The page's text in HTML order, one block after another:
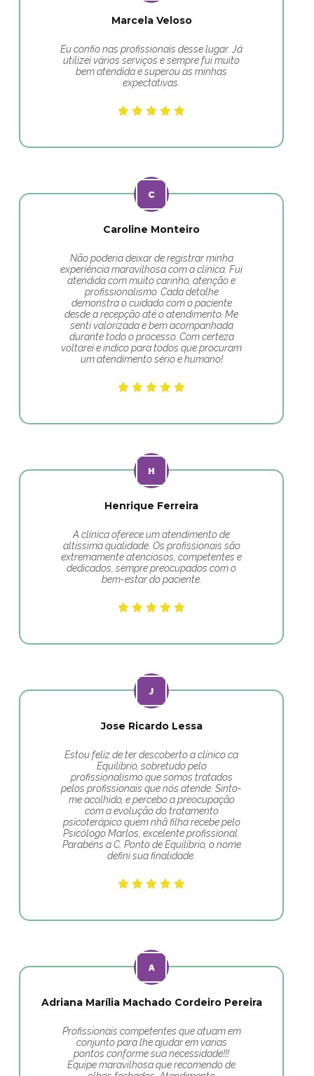
Marcela Veloso
Eu confio nas profissionais desse lugar. Já
utilizei vários serviços e sempre fui muito
bem atendida e superou as minhas
expectativas.
Caroline Monteiro
Não poderia deixar de registrar minha
experiência maravilhosa com a clínica. Fui
atendida com muito carinho, atenção e
profissionalismo. Cada detalhe
demonstra o cuidado com o paciente
desde a recepção até o atendimento. Me
senti valorizada e bem acompanhada
durante todo o processo. Com certeza
voltarei e indico para todos que procuram
um atendimento sério e humano!
Henrique Ferreira
A clínica oferece um atendimento de
altíssima qualidade. Os profissionais são
extremamente atenciosos, competentes e
dedicados, sempre preocupados com o
bem-estar do paciente.
Jose Ricardo Lessa
Estou feliz de ter descoberto a clínico ca
Equilíbrio, sobretudo pelo
profissionalismo que somos tratados
pelos profissionais que nós atende. Sinto-
me acolhido, e percebo a preocupação
com a evolução do tratamento
psicoterápico quem nhã filha recebe pelo
Psicólogo Marlos, excelente profissional.
Parabéns a C. Ponto de Equilíbrio, o nome
defini sua finalidade.
Adriana Marília Machado Cordeiro Pereira
Profissionais competentes que atuam em
conjunto para lhe ajudar em varias
pontos conforme sua necessidade!!!
Equipe maravilhosa que recomendo de